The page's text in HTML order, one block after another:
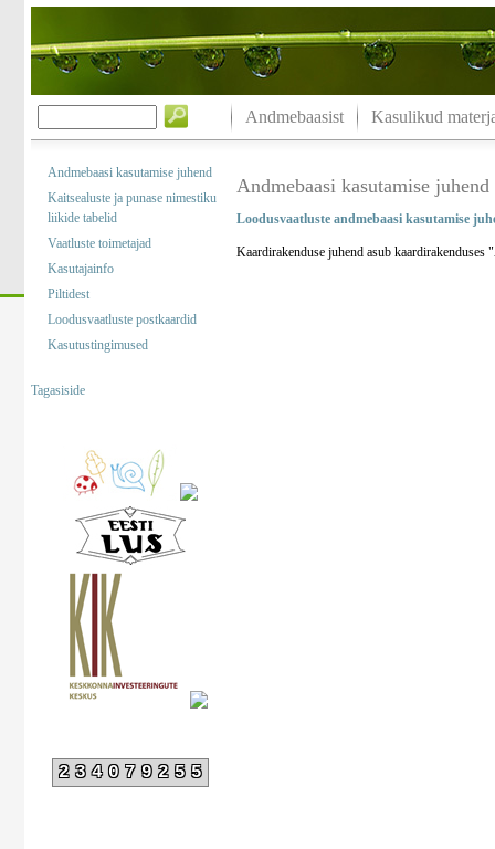
Andmebaasist Kasulikud
Andmebaasi kasutamise juhend
Kaitsealuste ja punase nimestiku
liikide tabelid
Vaatluste toimetajad
Kasutajainfo
Piltidest
Loodusvaatluste postkaardid
Kasutustingimused
Tagasiside
234079255
Andmebaasi kasutamise juhend
Loodusvaatluste andmebaasi kasutamise
Kaardirakenduse juhend asub kaardirakenduses